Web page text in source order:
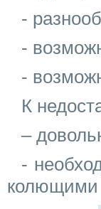
-
-
-
К
–
-
колющими